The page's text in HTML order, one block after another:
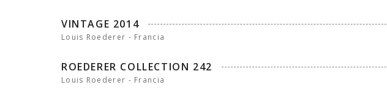
VINTAGE 2014
Louis Roederer - Francia
ROEDERER COLLECTION 242
Louis Roederer - Francia